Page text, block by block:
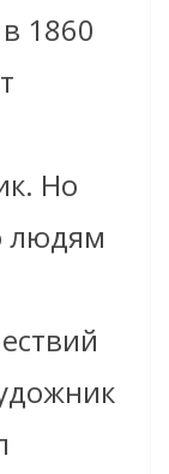
1860
Но
людям